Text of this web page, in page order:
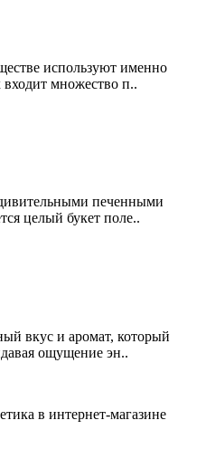
используют именно
входит множество п..
печенными
целый букет поле..
вкус и аромат, который
ощущение эн..
в интернет-магазине